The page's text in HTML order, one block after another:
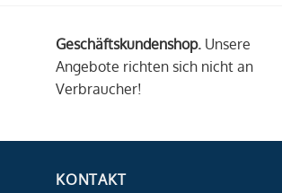
Geschäftskundenshop. Unsere
Angebote richten sich nicht an
Verbraucher!
KONTAKT